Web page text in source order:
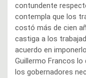
contundente
contempla que los
costó más de cien
castiga a los
acuerdo en
Guillermo Francos
los gobernadores